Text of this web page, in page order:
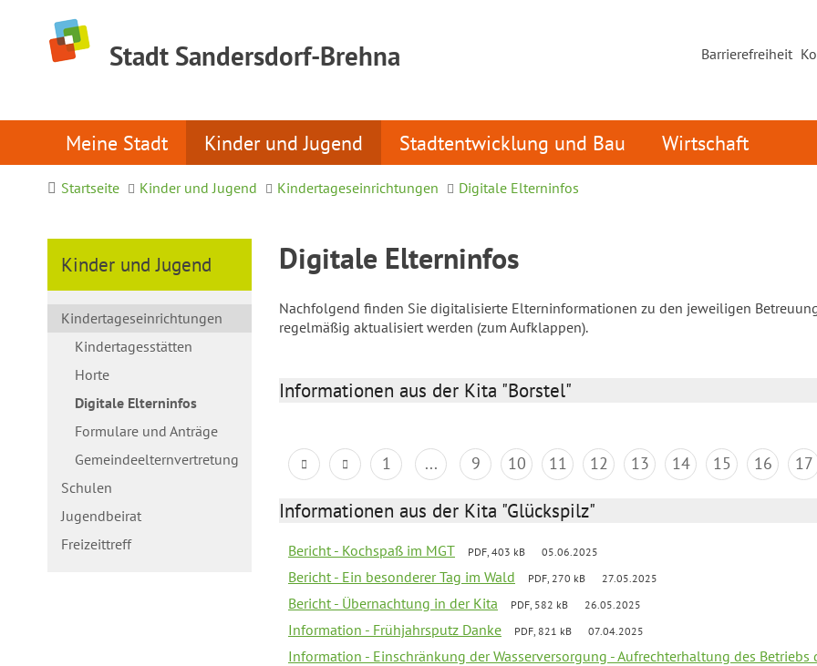
Stadt Sandersdorf-Brehna Barrierefreiheit
Meine Stadt Kinder und Jugend Stadtentwicklung und Bau Wirtschaft
Startseite Kinder und Jugend Kindertageseinrichtungen Digitale Elterninfos
Kinder und Jugend
Kindertageseinrichtungen
Kindertagesstätten
Horte
Digitale Elterninfos
Formulare und Anträge
Gemeindeelternvertretung
Schulen
Jugendbeirat
Freizeittreff
Digitale Elterninfos
Nachfolgend finden Sie digitalisierte Elterninformationen zu den jeweiligen
regelmäßig aktualisiert werden (zum Aufklappen).
Informationen aus der Kita "Borstel"
1 ... 9 10 11 12 13 14 15 16 17
Informationen aus der Kita "Glückspilz"
Bericht - Kochspaß im MGT PDF, 403 kB 05.06.2025
Bericht - Ein besonderer Tag im Wald PDF, 270 kB 27.05.2025
Bericht - Übernachtung in der Kita PDF, 582 kB 26.05.2025
Information - Frühjahrsputz Danke PDF, 821 kB 07.04.2025
Information - Einschränkung der Wasserversorgung - Aufrechterhaltung des Betriebs